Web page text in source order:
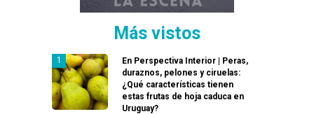
Más vistos
En Perspectiva Interior | Peras,
duraznos, pelones y ciruelas:
¿Qué características tienen
estas frutas de hoja caduca en
Uruguay?